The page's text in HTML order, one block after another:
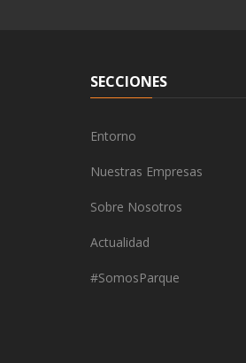
SECCIONES
Entorno
Nuestras Empresas
Sobre Nosotros
Actualidad
#SomosParque